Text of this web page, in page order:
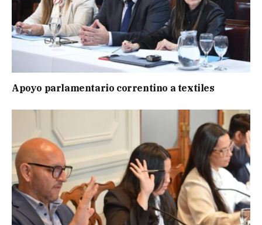
Apoyo parlamentario correntino a textiles